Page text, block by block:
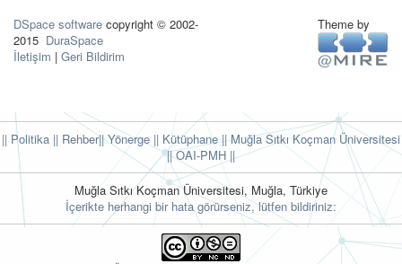
DSpace software copyright © 2002-
2015 DuraSpace
İletişim | Geri Bildirim
Theme by
|| Politika || Rehber|| Yönerge || Kütüphane|| Muğla Sıtkı Koçman Üniversitesi
||OAI-PMH ||
Muğla Sıtkı Koçman Üniversitesi, Muğla, Türkiye
İçerikte herhangi bir hata görürseniz, lütfen bildiriniz: